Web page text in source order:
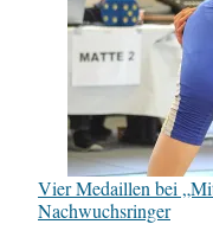
Vier Medaillen bei
Nachwuchsringer